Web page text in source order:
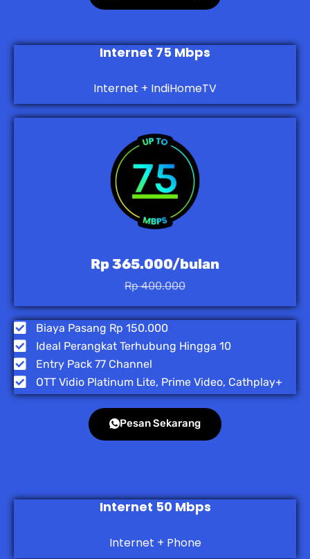
Internet 75 Mbps
Internet + IndiHomeTV
Rp 365.000/bulan
Rp 400.000
Biaya Pasang Rp 150.000
Ideal Perangkat Terhubung Hingga 10
Entry Pack 77 Channel
OTT Vidio Platinum Lite, Prime Video, Cathplay+
Pesan Sekarang
Internet 50 Mbps
Internet + Phone